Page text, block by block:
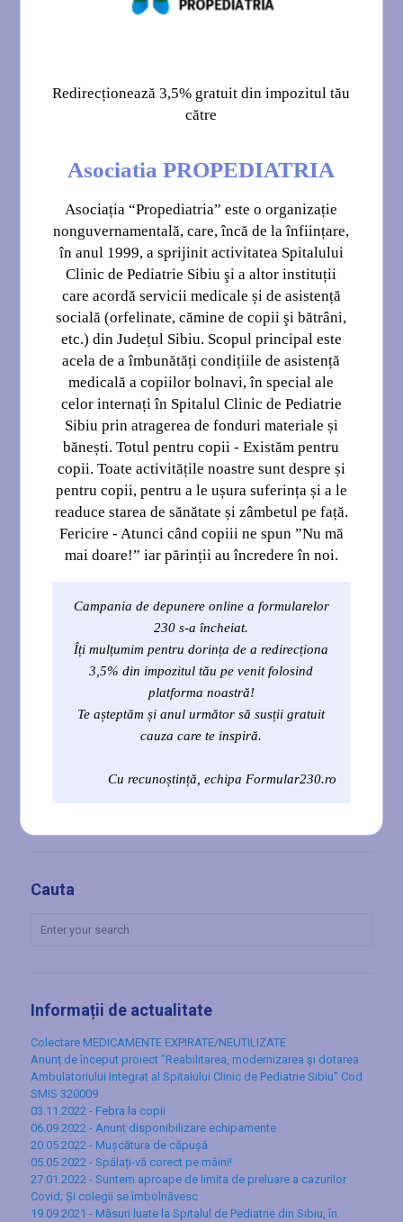
b) dobânzile şi dividendele rezultate din plasarea sumelor
disponibile, în condiții legale;
c) dividendele societății/societăților comerciale înființate de
e) donații, sponsorizări sau legate;
g) acțiuni de colectare;
h) venituri din activități proprii;
i) programe de finanțare interne și/sau internaționale;
j) venituri obţinute din reclamă şi publicitate;
k) alte venituri prevăzute de lege.
Transparența financiară a Asociației Propediatria se realizează
prin situațiile financiare anuale întocmite în baza documentelor
financiar contabile din exercițiul financiar al fiecărui an. Acestea
sunt disponibile la cerere tuturor persoanelor interesate, conform
legislației în vigoare.
ASOCIAȚIA PROPEDIATRIA SIBIU
Sediul asociației este în Sibiu, str. Pompeiu Onofreiu nr.2-4
Telefon 0269/230260, fax: 0269/230045
Cod fiscal 11756469
Cont IBAN: RO 80 RNCB 0227 0360 3847 0001 (RON) deschis la
Banca Comercială Română – Sibiu
E-mail: propediatria_sibiu@yahoo.com
Reprezentat prin Președinte – Dr. Șofariu Simona Paraschiva
fiipregatit.ro
Cauta
Informații de actualitate
Colectare MEDICAMENTE EXPIRATE/NEUTILIZATE
Anunț de început proiect ”Reabilitarea, modernizarea și dotarea
Ambulatoriului Integrat al Spitalului Clinic de Pediatrie Sibiu” Cod
SMIS 320009
03.11.2022 - Febra la copii
06.09.2022 - Anunt disponibilizare echipamente
20.05.2022 - Mușcătura de căpușă
05.05.2022 - Spălați-vă corect pe mâini!
27.01.2022 - Suntem aproape de limita de preluare a cazurilor
Covid; Și colegii se îmbolnăvesc
19.09.2021 - Măsuri luate la Spitalul de Pediatrie din Sibiu, în